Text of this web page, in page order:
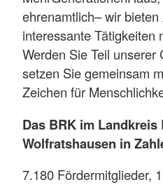
ehrenamtlich– wir
interessante Tätigkeiten
Werden Sie Teil unserer
setzen Sie gemeinsam
Zeichen für
Das BRK im Landkreis
Wolfratshausen in
7.180 Fördermitglieder,